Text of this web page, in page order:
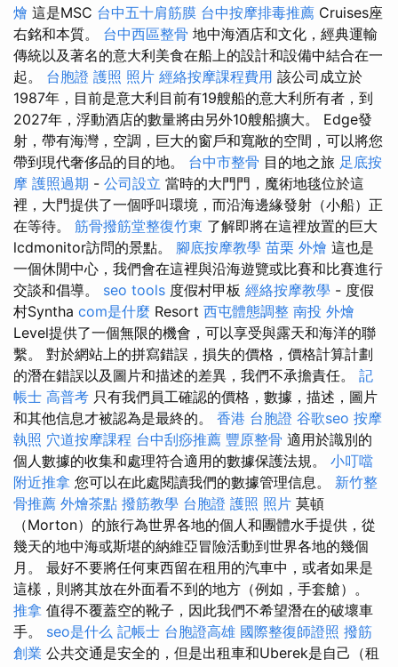
燴 這是MSC 台中五十肩筋膜 台中按摩排毒推薦 Cruises座
右銘和本質。 台中西區整骨 地中海酒店和文化，經典運輸
傳統以及著名的意大利美食在船上的設計和設備中結合在一
起。 台胞證 護照 照片 經絡按摩課程費用 該公司成立於
1987年，目前是意大利目前有19艘船的意大利所有者，到
2027年，浮動酒店的數量將由另外10艘船擴大。 Edge發
射，帶有海灣，空調，巨大的窗戶和寬敞的空間，可以將您
帶到現代奢侈品的目的地。 台中市整骨 目的地之旅 足底按
摩 護照過期 - 公司設立 當時的大門門，魔術地毯位於這
裡，大門提供了一個呼叫環境，而沿海邊緣發射（小船）正
在等待。 筋骨撥筋堂整復竹東 了解即將在這裡放置的巨大
lcdmonitor訪問的景點。 腳底按摩教學 苗栗 外燴 這也是
一個休閒中心，我們會在這裡與沿海遊覽或比賽和比賽進行
交談和倡導。 seo tools 度假村甲板 經絡按摩教學 - 度假
村Syntha com是什麼 Resort 西屯體態調整 南投 外燴
Level提供了一個無限的機會，可以享受與露天和海洋的聯
繫。 對於網站上的拼寫錯誤，損失的價格，價格計算計劃
的潛在錯誤以及圖片和描述的差異，我們不承擔責任。 記
帳士 高普考 只有我們員工確認的價格，數據，描述，圖片
和其他信息才被認為是最終的。 香港 台胞證 谷歌seo 按摩
執照 穴道按摩課程 台中刮痧推薦 豐原整骨 適用於識別的
個人數據的收集和處理符合適用的數據保護法規。 小叮噹
附近推拿 您可以在此處閱讀我們的數據管理信息。 新竹整
骨推薦 外燴茶點 撥筋教學 台胞證 護照 照片 莫頓
（Morton）的旅行為世界各地的個人和團體水手提供，從
幾天的地中海或斯堪的納維亞冒險活動到世界各地的幾個
月。 最好不要將任何東西留在租用的汽車中，或者如果是
這樣，則將其放在外面看不到的地方（例如，手套艙）。
推拿 值得不覆蓋空的靴子，因此我們不希望潛在的破壞車
手。 seo是什么 記帳士 台胞證高雄 國際整復師證照 撥筋
創業 公共交通是安全的，但是出租車和Uberek是自己（租